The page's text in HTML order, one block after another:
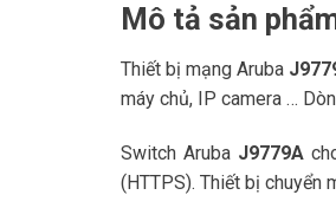
Mô tả sản
Thiết bị mạng Aruba
máy chủ, IP camera …
Switch Aruba J9779A
(HTTPS). Thiết bị chuyển